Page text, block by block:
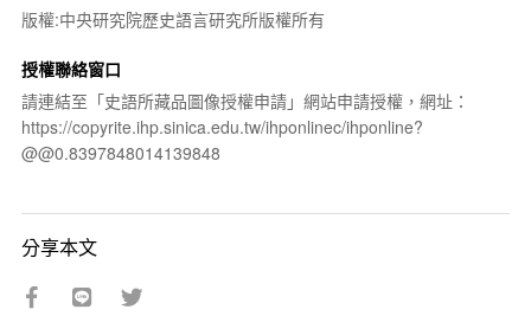
版權:中央研究院歷史語言研究所版權所有
授權聯絡窗口
請連結至「史語所藏品圖像授權申請」網站申請授權，網址：
https://copyrite.ihp.sinica.edu.tw/ihponlinec/ihponline?
@@0.8397848014139848
分享本文